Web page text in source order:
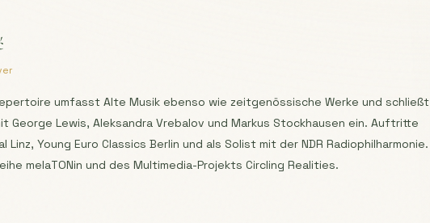
umfasst Alte Musik ebenso wie zeitgenössische Werke und schließt
George Lewis, Aleksandra Vrebalov und Markus Stockhausen ein. Auftritte
Linz, Young Euro Classics Berlin und als Solist mit der NDR Radiophilharmonie.
melaTONin und des Multimedia-Projekts Circling Realities.